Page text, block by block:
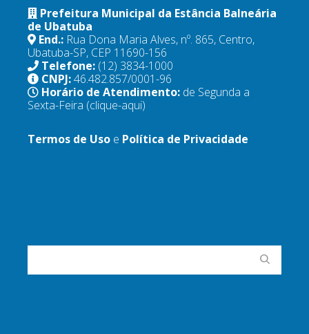
Prefeitura Municipal da Estância Balneária
de Ubatuba
End.: Rua Dona Maria Alves, nº. 865, Centro,
Ubatuba-SP, CEP 11690-156
Telefone: (12) 3834-1000
CNPJ:46.482.857/0001-96
Horário de Atendimento: de Segunda a
Sexta-Feira (clique-aqui)
Termos de Uso e Política de Privacidade